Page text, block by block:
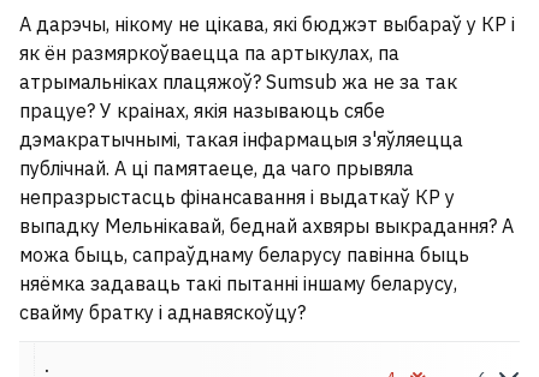
А дарэчы, нікому не цікава, які бюджэт выбараў у КР і
як ён размяркоўваецца па артыкулах, па
атрымальніках плацяжоў? Sumsub жа не за так
працуе? У краінах, якія называюць сябе
дэмакратычнымі, такая інфармацыя з'яўляецца
публічнай. А ці памятаеце, да чаго прывяла
непразрыстасць фінансавання і выдаткаў КР у
выпадку Мельнікавай, беднай ахвяры выкрадання? А
можа быць, сапраўднаму беларусу павінна быць
няёмка задаваць такі пытанні іншаму беларусу,
свайму братку і аднавяскоўцу?
.